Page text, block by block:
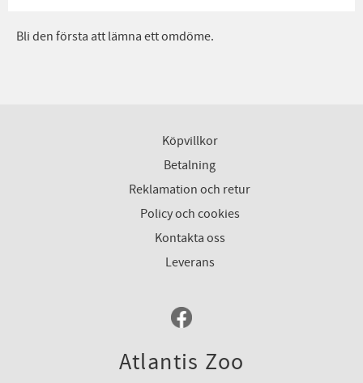
Bli den första att lämna ett omdöme.
Köpvillkor
Betalning
Reklamation och retur
Policy och cookies
Kontakta oss
Leverans
Atlantis Zoo